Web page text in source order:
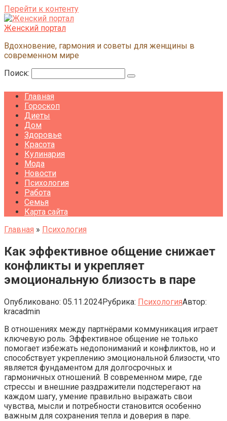
Перейти к контенту
Женский портал
Вдохновение, гармония и советы для женщины в
современном мире
Поиск:
Главная
Гороскоп
Диеты
Дом
Здоровье
Красота
Кулинария
Мода
Новости
Психология
Работа
Семья
Карта сайта
Главная » Психология
Как эффективное общение снижает
конфликты и укрепляет
эмоциональную близость в паре
Опубликовано: 05.11.2024Рубрика: ПсихологияАвтор:
kracadmin
В отношениях между партнёрами коммуникация играет
ключевую роль. Эффективное общение не только
помогает избежать недопониманий и конфликтов, но и
способствует укреплению эмоциональной близости, что
является фундаментом для долгосрочных и
гармоничных отношений. В современном мире, где
стрессы и внешние раздражители подстерегают на
каждом шагу, умение правильно выражать свои
чувства, мысли и потребности становится особенно
важным для сохранения тепла и доверия в паре.